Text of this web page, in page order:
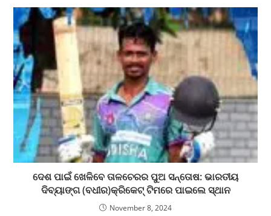
ଦେଶ ପାଇଁ ଖେଳିବେ ତାଳଚେରର ପୁଅ ସନ୍ତୋଷ: ଭାରତୀୟ
ଦିବ୍ୟାଙ୍ଗ (ବଧୀର)କ୍ରିକେଟ୍ ଟିମରେ ପାଇଲେ ସ୍ଥାନ
November 8, 2024